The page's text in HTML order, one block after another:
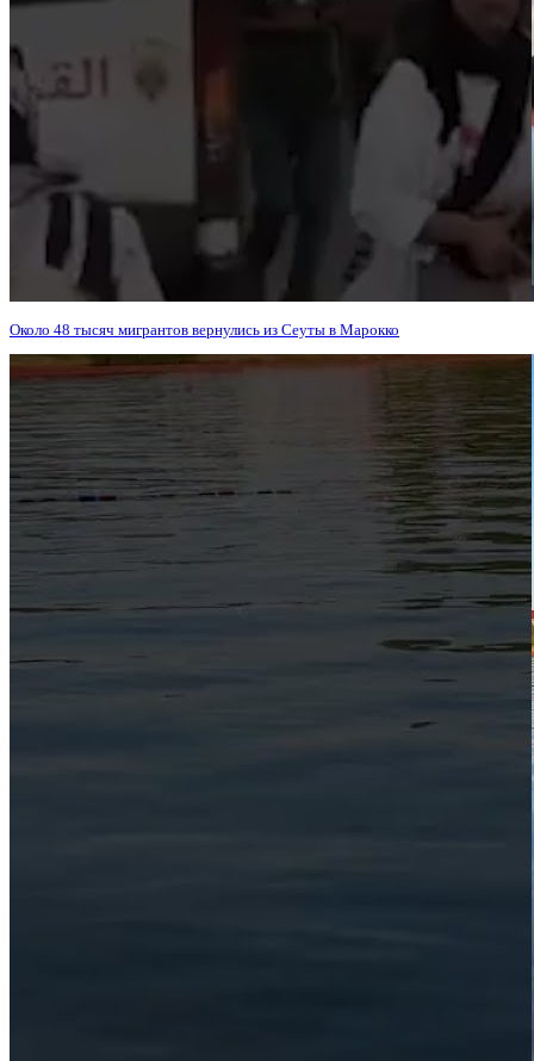
Около 48 тысяч мигрантов вернулись из Сеуты в Марокко